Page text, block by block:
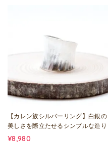
【カレン族シルバーリング】白銀の
美しさを際立たせるシンプルな造り
¥8,980